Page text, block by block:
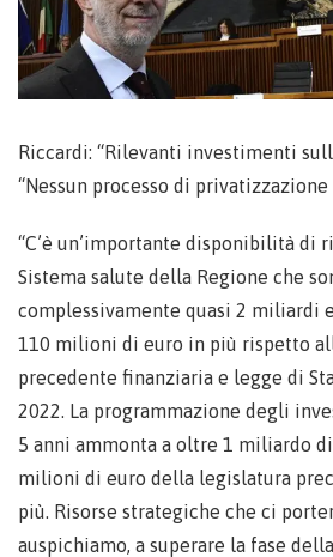
Riccardi: “Rilevanti investimenti
“Nessun processo di privatizzazione
“C’è un’importante disponibilità di
Sistema salute della Regione che
complessivamente quasi 2 miliardi
110 milioni di euro in più rispetto
precedente finanziaria e legge di
2022. La programmazione degli
5 anni ammonta a oltre 1 miliardo
milioni di euro della legislatura
più. Risorse strategiche che ci
auspichiamo, a superare la fase